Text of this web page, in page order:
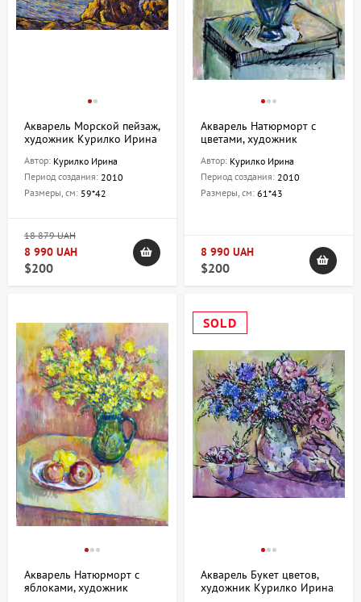
Акварель Морской пейзаж,
художник Курилко Ирина
Автор: Курилко Ирина
Период создания: 2010
Размеры, см: 59*42
18 879 UAH
8 990 UAH
$200
Акварель Натюрморт с
цветами, художник
Автор: Курилко Ирина
Период создания: 2010
Размеры, см: 61*43
8 990 UAH
$200
Акварель Натюрморт с
яблоками, художник
SOLD
Акварель Букет цветов,
художник Курилко Ирина